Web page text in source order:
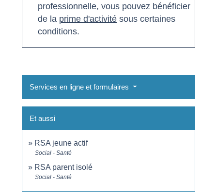
professionnelle, vous pouvez bénéficier
de la prime d'activité sous certaines
conditions.
Services en ligne et formulaires
Et aussi
RSA jeune actif
Social - Santé
RSA parent isolé
Social - Santé